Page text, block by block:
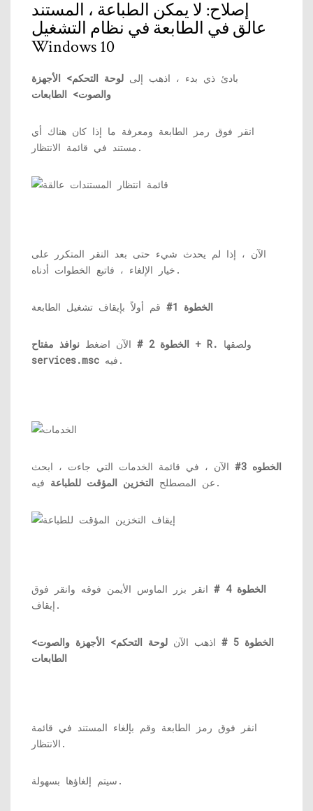
إصلاح: لا يمكن الطباعة ، المستند
عالق في الطابعة في نظام التشغيل
Windows 10
بادئ ذي بدء ، اذهب إلى لوحة التحكم> الأجهزة
والصوت> الطابعات
انقر فوق رمز الطابعة ومعرفة ما إذا كان هناك أي
مستند في قائمة الانتظار.
الآن ، إذا لم يحدث شيء حتى بعد النقر المتكرر على
خيار الإلغاء ، فاتبع الخطوات أدناه.
الخطوة 1# قم أولاً بإيقاف تشغيل الطابعة
الخطوة 2 # الآن اضغط نوافذ مفتاح + R. ولصقها
services.msc
فيه.
الخطوه 3#
الآن ، في قائمة الخدمات التي جاءت ، ابحث
عن المصطلح التخزين المؤقت للطباعة فيه.
الخطوة 4 #
انقر بزر الماوس الأيمن فوقه وانقر فوق
إيقاف.
الخطوة 5 # اذهب الآن لوحة التحكم> الأجهزة والصوت>
الطابعات
انقر فوق رمز الطابعة وقم بإلغاء المستند في قائمة
الانتظار.
سيتم إلغاؤها بسهولة.